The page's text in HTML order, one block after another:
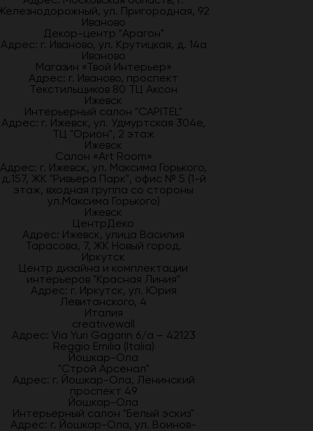
ул. Пригородная, 92
Иваново
Декор-центр "Арагон"
Адрес: г. Иваново, ул. Крутицкая, д. 14а
Иваново
Магазин «Твой Интерьер»
Адрес: г. Иваново, проспект
Текстильщиков 80 ТЦ Аксон
Ижевск
Интерьерный салон "CAPITEL"
Адрес: г. Ижевск, ул. Удмуртская 304е,
ТЦ "Орион", 2 этаж
Ижевск
Салон «Art Room»
Адрес: г. Ижевск, ул. Максима Горького,
д.157, ЖК "Ривьера Парк", офис № 5 (1-й
этаж, входная группа со стороны
ул.Максима Горького)
Ижевск
ЦентрДеко
Адрес: Ижевск, улица Василия
Тарасова, 7, ЖК Новый город.
Иркутск
Центр дизайна и комплектации
интерьеров "Красная Линия"
Адрес: г. Иркутск, ул. Юрия
Левитанского, 4
Италия
creativewall
Адрес: Via Yuri Gagarin 6/a – 42123
Reggio Emilia (Italia)
Йошкар-Ола
"Строй Арсенал"
Адрес: г. Йошкар-Ола, Ленинский
проспект 49
Йошкар-Ола
Интерьерный салон "Белый эскиз"
Адрес: г. Йошкар-Ола, ул. Воинов-